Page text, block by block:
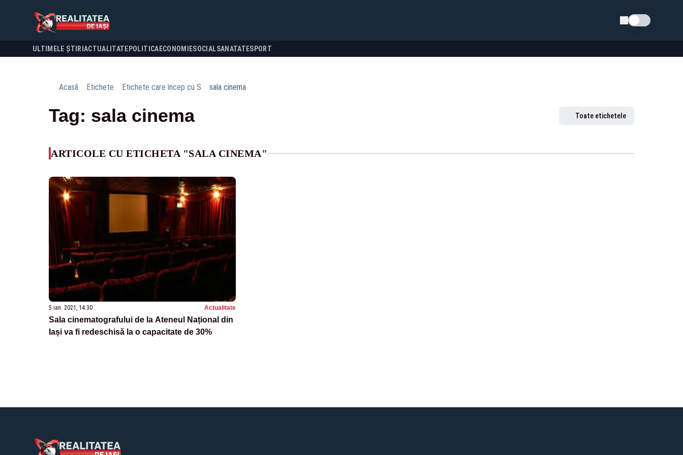
Schimba tema
ULTIMELE ȘTIRI ACTUALITATE POLITICA ECONOMIESOCIALSANATATESPORT
Acasă Etichete Etichete care încep cu S sala cinema
Tag: sala cinema Toate etichetele
ARTICOLE CU ETICHETA "SALA CINEMA"
5 ian. 2021, 14:30 Actualitate
Sala cinematografului de la Ateneul Național din
Iași va fi redeschisă la o capacitate de 30%